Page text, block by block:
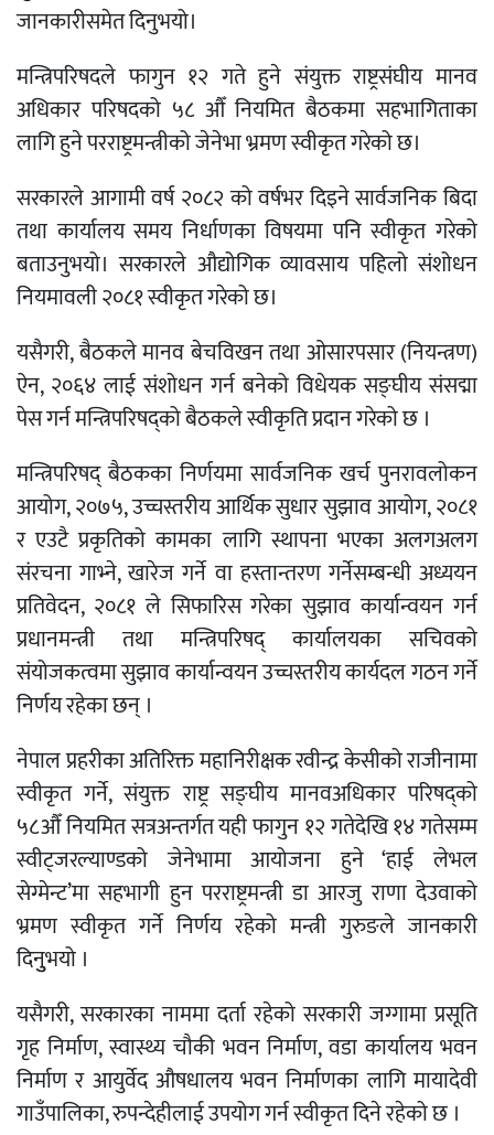
जानकारीसमेत दिनुभयो।
मन्त्रिपरिषदले फागुन १२ गते हुने संयुक्त राष्ट्रसंघीय मानव
अधिकार परिषदको ५८ औँ नियमित बैठकमा सहभागिताका
लागि हुने परराष्ट्रमन्त्रीको जेनेभा भ्रमण स्वीकृत गरेको छ।
सरकारले आगामी वर्ष २०८२ को वर्षभर दिइने सार्वजनिक बिदा
तथा कार्यालय समय निर्धाणका विषयमा पनि स्वीकृत गरेको
बताउनुभयो। सरकारले औद्योगिक व्यावसाय पहिलो संशोधन
नियमावली २०८१ स्वीकृत गरेको छ।
यसैगरी, बैठकले मानव बेचविखन तथा ओसारपसार (नियन्त्रण)
ऐन, २०६४ लाई संशोधन गर्न बनेको विधेयक सङ्घीय संसद्मा
पेस गर्न मन्त्रिपरिषद्को बैठकले स्वीकृति प्रदान गरेको छ ।
मन्त्रिपरिषद् बैठकका निर्णयमा सार्वजनिक खर्च पुनरावलोकन
आयोग, २०७५, उच्चस्तरीय आर्थिक सुधार सुझाव आयोग, २०८१
र एउटै प्रकृतिको कामका लागि स्थापना भएका अलगअलग
संरचना गाभ्ने, खारेज गर्ने वा हस्तान्तरण गर्नेसम्बन्धी अध्ययन
प्रतिवेदन, २०८१ ले सिफारिस गरेका सुझाव कार्यान्वयन गर्न
प्रधानमन्त्री तथा मन्त्रिपरिषद् कार्यालयका सचिवको
संयोजकत्वमा सुझाव कार्यान्वयन उच्चस्तरीय कार्यदल गठन गर्ने
निर्णय रहेका छन् ।
नेपाल प्रहरीका अतिरिक्त महानिरीक्षक रवीन्द्र केसीको राजीनामा
स्वीकृत गर्ने, संयुक्त राष्ट्र सङ्घीय मानवअधिकार परिषद्को
५८औँ नियमित सत्रअन्तर्गत यही फागुन १२ गतेदेखि १४ गतेसम्म
स्वीट्जरल्याण्डको जेनेभामा आयोजना हुने ‘हाई लेभल
सेग्मेन्ट’मा सहभागी हुन परराष्ट्रमन्त्री डा आरजु राणा देउवाको
भ्रमण स्वीकृत गर्ने निर्णय रहेको मन्त्री गुरुङले जानकारी
दिनुुभयो ।
यसैगरी, सरकारका नाममा दर्ता रहेको सरकारी जग्गामा प्रसूति
गृह निर्माण, स्वास्थ्य चौकी भवन निर्माण, वडा कार्यालय भवन
निर्माण र आयुर्वेद औषधालय भवन निर्माणका लागि मायादेवी
गाउँपालिका, रुपन्देहीलाई उपयोग गर्न स्वीकृत दिने रहेको छ ।